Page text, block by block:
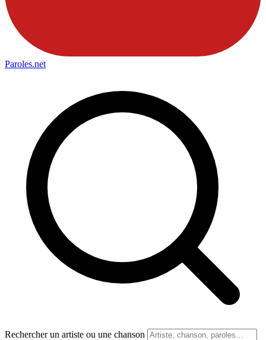
Paroles.net
Rechercher un artiste ou une chanson